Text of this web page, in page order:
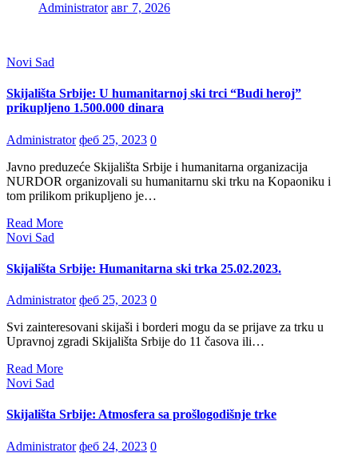
Administrator авг 7, 2026
Novi Sad
Skijališta Srbije: U humanitarnoj ski trci “Budi heroj”
prikupljeno 1.500.000 dinara
Administrator феб 25, 2023 0
Javno preduzeće Skijališta Srbije i humanitarna organizacija
NURDOR organizovali su humanitarnu ski trku na Kopaoniku i
tom prilikom prikupljeno je…
Read More
Novi Sad
Skijališta Srbije: Humanitarna ski trka 25.02.2023.
Administrator феб 25, 2023 0
Svi zainteresovani skijaši i borderi mogu da se prijave za trku u
Upravnoj zgradi Skijališta Srbije do 11 časova ili…
Read More
Novi Sad
Skijališta Srbije: Atmosfera sa prošlogodišnje trke
Administrator феб 24, 2023 0